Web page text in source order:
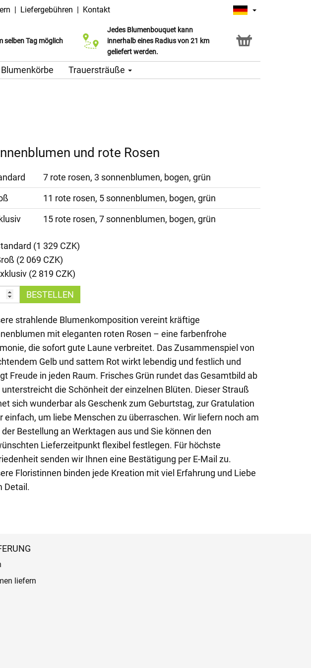
| Liefergebühren | Kontakt
selben Tag möglich
99 CZK
Lieferdatum
Jedes Blumenbouquet kann
innerhalb eines Radius von 21 km
geliefert werden.
Click & Collect Service
Blumenkörbe Trauersträuße
und rote Rosen
7 rote rosen, 3 sonnenblumen, bogen, grün
11 rote rosen, 5 sonnenblumen, bogen, grün
15 rote rosen, 7 sonnenblumen, bogen, grün
(1 329 CZK)
(2 069 CZK)
(2 819 CZK)
BESTELLEN
strahlende Blumenkomposition vereint kräftige
mit eleganten roten Rosen – eine farbenfrohe
die sofort gute Laune verbreitet. Das Zusammenspiel von
Gelb und sattem Rot wirkt lebendig und festlich und
Freude in jeden Raum. Frisches Grün rundet das Gesamtbild ab
unterstreicht die Schönheit der einzelnen Blüten. Dieser Strauß
sich wunderbar als Geschenk zum Geburtstag, zur Gratulation
einfach, um liebe Menschen zu überraschen. Wir liefern noch am
der Bestellung an Werktagen aus und Sie können den
Lieferzeitpunkt flexibel festlegen. Für höchste
senden wir Ihnen eine Bestätigung per E-Mail zu.
Floristinnen binden jede Kreation mit viel Erfahrung und Liebe
Detail.
liefern